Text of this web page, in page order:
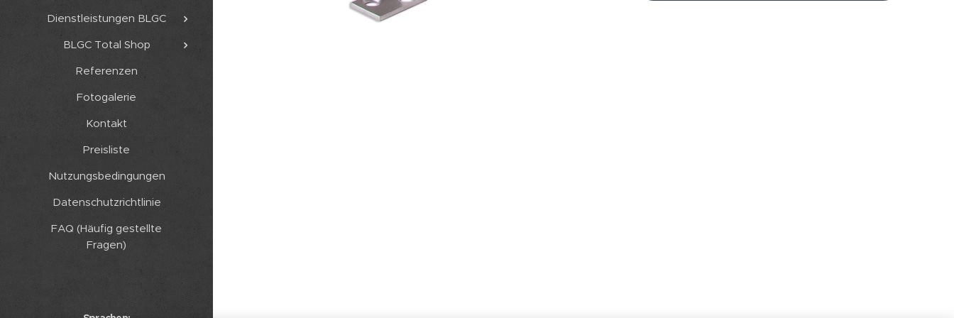
Dienstleistungen BLGC
BLGC Total Shop
Referenzen
Fotogalerie
Kontakt
Preisliste
Nutzungsbedingungen
Datenschutzrichtlinie
FAQ (Häufig gestellte
Fragen)